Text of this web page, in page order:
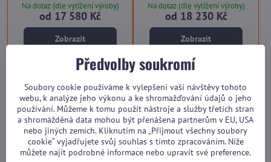
Na dotaz (dle vytížení výroby)
od 17 580 Kč
Zobrazit
Na dotaz (dle vytížení výroby)
od 18 230 Kč
Zobrazit
Předvolby soukromí
Soubory cookie používáme k vylepšení vaší návštěvy tohoto
webu, k analýze jeho výkonu a ke shromažďování údajů o jeho
používání. Můžeme k tomu použít nástroje a služby třetích stran
a shromážděná data mohou být přenášena partnerům v EU, USA
nebo jiných zemích. Kliknutím na „Přijmout všechny soubory
cookie“ vyjadřujete svůj souhlas s tímto zpracováním. Níže
můžete najít podrobné informace nebo upravit své preference.